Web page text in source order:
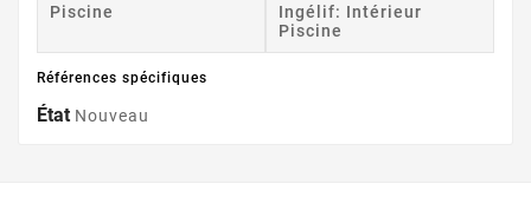
Piscine
Ingélif: Intérieur
Piscine
Références spécifiques
État Nouveau